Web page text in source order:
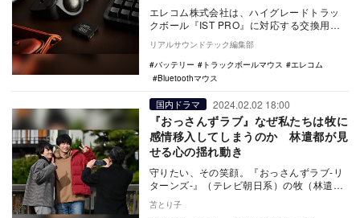
エレコム株式会社は、ハイグレードトラッ
クボール『IST PRO』に対応する交換用バ
ッテリーパック『M-BP1』を、2025年5
月…
リアルサウンドテック編集部
バッテリー
トラックボールマウス
エレコム
Bluetoothマウス
国内ドラマ 2024.02.02 18:00
『おっさんずラブ』なぜ私たちは牧に
感情移入してしまうのか 林遣都が見
せる心の揺れ動き
守りたい、その笑顔。『おっさんずラブ-リ
ターンズ-』（テレビ朝日系）の牧（林遣
ない。ドライ…
苫とり子